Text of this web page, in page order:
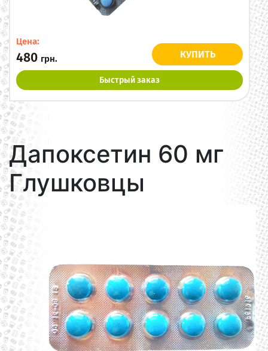
Цена:
480 грн. КУПИТЬ
Быстрый заказ
Дапоксетин 60 мг
Глушковцы